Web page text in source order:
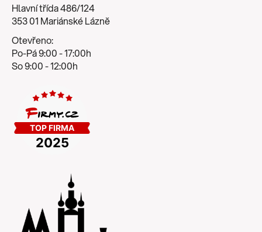
Hlavní třída 486/124
353 01 Mariánské Lázně
Otevřeno:
Po-Pá 9:00 - 17:00h
So 9:00 - 12:00h